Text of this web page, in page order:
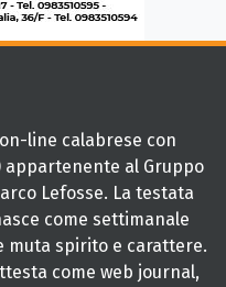
line calabrese con
appartenente al Gruppo
Lefosse. La testata
come settimanale
muta spirito e carattere.
come web journal,